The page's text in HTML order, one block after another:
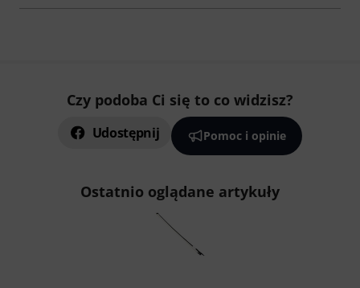
Czy podoba Ci się to co widzisz?
Udostępnij Pomoc i opinie
Ostatnio oglądane artykuły